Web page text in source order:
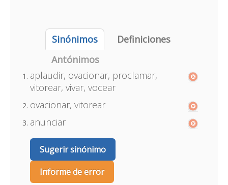
Sinónimos
Definiciones
Antónimos
aplaudir, ovacionar, proclamar,
vitorear, vivar, vocear
ovacionar, vitorear
anunciar
Sugerir sinónimo
Informe de error